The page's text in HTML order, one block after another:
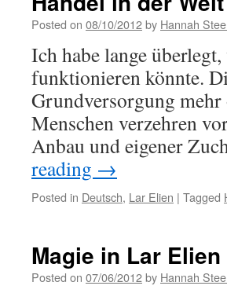
Posted on 08/10/2012by Hannah
Ich habe lange
funktionieren könnte.
Grundversorgung
Menschen verzehren
Anbau und eigener
reading →
Posted in Deutsch, Lar Elien | Tagged
Magie in Lar Elien
Posted on 07/06/2012by Hannah